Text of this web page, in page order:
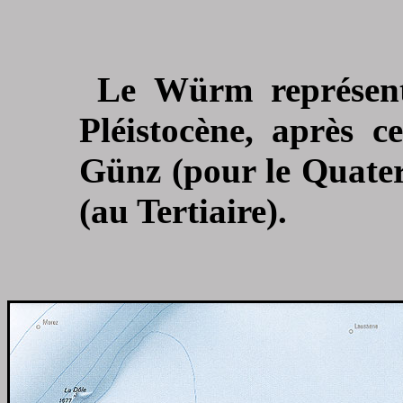
Le Würm
Pléistocène, après
Günz (pour le
(au Tertiaire).